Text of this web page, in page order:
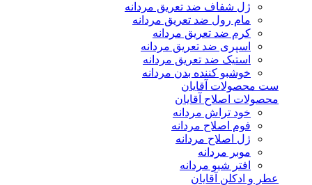
ژل شفاف ضد تعریق مردانه
مام رول ضد تعریق مردانه
کرم ضد تعریق مردانه
اسپری ضد تعریق مردانه
استیک ضد تعریق مردانه
خوشبو کننده بدن مردانه
ست محصولات آقایان
محصولات اصلاح آقایان
خود تراش مردانه
فوم اصلاح مردانه
ژل اصلاح مردانه
موبر مردانه
افتر شیو مردانه
عطر و ادکلن آقایان